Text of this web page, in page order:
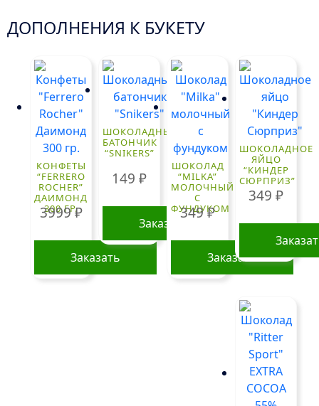
ДОПОЛНЕНИЯ К БУКЕТУ
КОНФЕТЫ
“FERRERO
ROCHER”
ДАИМОНД
300 ГР.
3999₽
Заказать
ШОКОЛАДНЫЙ
БАТОНЧИК
“SNIKERS”
149₽
Заказать
ШОКОЛАД
“MILKA”
МОЛОЧНЫЙ
С
ФУНДУКОМ
349₽
Заказать
ШОКОЛАДНОЕ
ЯЙЦО
“КИНДЕР
СЮРПРИЗ”
349₽